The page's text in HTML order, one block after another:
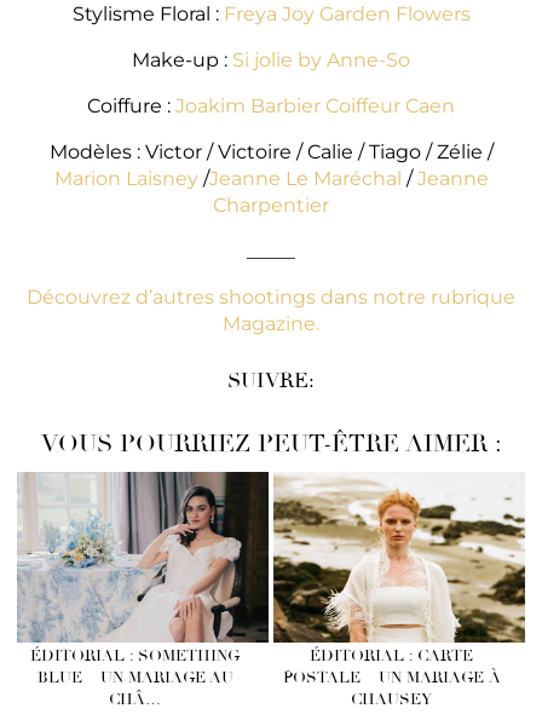
Stylisme Floral : Freya Joy Garden Flowers
Make-up : Si jolie by Anne-So
Coiffure : Joakim Barbier Coiffeur Caen
Modèles : Victor / Victoire / Calie / Tiago / Zélie /
Marion Laisney/Jeanne Le Maréchal /Jeanne
Charpentier
Découvrez d’autres shootings dans notre rubrique
Magazine.
SUIVRE:
VOUS POURRIEZ PEUT-ÊTRE AIMER :
ÉDITORIAL : SOMETHING
BLUE – UN MARIAGE AU
CHÂ…
ÉDITORIAL : CARTE
POSTALE – UN MARIAGE À
CHAUSEY